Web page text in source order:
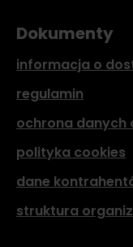
Dokumenty
informacja o
regulamin
ochrona danych
polityka cookies
dane
struktura